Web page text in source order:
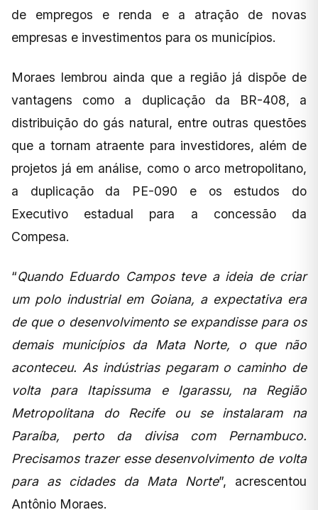
de empregos e renda e a atração de novas
empresas e investimentos para os municípios.
Moraes lembrou ainda que a região já dispõe de
vantagens como a duplicação da BR-408, a
distribuição do gás natural, entre outras questões
que a tornam atraente para investidores, além de
projetos já em análise, como o arco metropolitano,
a duplicação da PE-090 e os estudos do
Executivo estadual para a concessão da
Compesa.
“Quando Eduardo Campos teve a ideia de criar
um polo industrial em Goiana, a expectativa era
de que o desenvolvimento se expandisse para os
demais municípios da Mata Norte, o que não
aconteceu. As indústrias pegaram o caminho de
volta para Itapissuma e Igarassu, na Região
Metropolitana do Recife ou se instalaram na
Paraíba, perto da divisa com Pernambuco.
Precisamos trazer esse desenvolvimento de volta
para as cidades da Mata Norte”, acrescentou
Antônio Moraes.